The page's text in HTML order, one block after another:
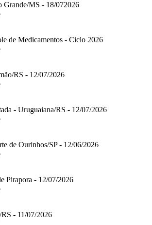
Grande/MS - 18/072026
de Medicamentos - Ciclo 2026
RS - 12/07/2026
- Uruguaiana/RS - 12/07/2026
de Ourinhos/SP - 12/06/2026
Pirapora - 12/07/2026
RS - 11/07/2026